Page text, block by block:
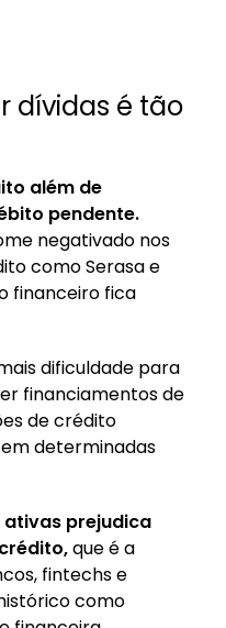
dívidas é tão
além de
pendente.
negativado nos
como Serasa e
financeiro fica
dificuldade para
financiamentos de
de crédito
determinadas
prejudica
que é a
fintechs e
como